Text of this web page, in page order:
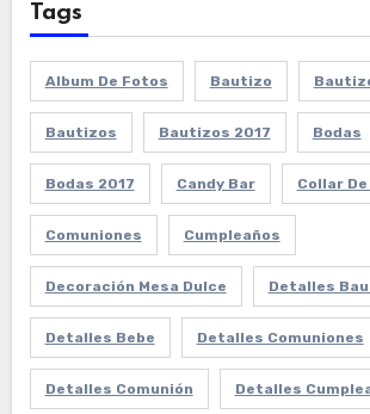
Tags
Album De Fotos Bautizo
Bautizos Bautizos 2017 Bodas
Bodas 2017 Candy Bar Collar
Comuniones Cumpleaños
Decoración Mesa Dulce Detalles
Detalles Bebe Detalles Comuniones
Detalles Comunión Detalles